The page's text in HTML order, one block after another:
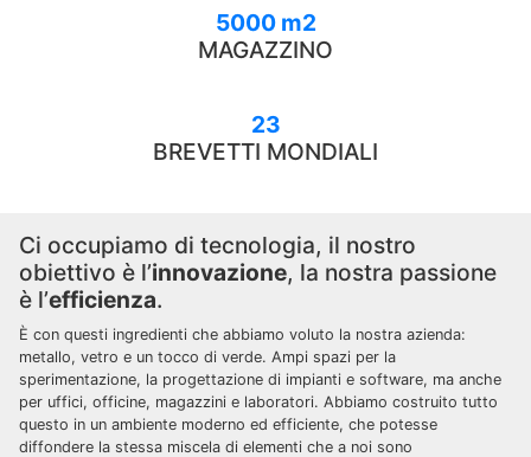
5000 m2
MAGAZZINO
23
BREVETTI MONDIALI
Ci occupiamo di tecnologia, il nostro
obiettivo è l’innovazione, la nostra passione
è l’efficienza.
È con questi ingredienti che abbiamo voluto la nostra azienda:
metallo, vetro e un tocco di verde. Ampi spazi per la
sperimentazione, la progettazione di impianti e software, ma anche
per uffici, officine, magazzini e laboratori. Abbiamo costruito tutto
questo in un ambiente moderno ed efficiente, che potesse
diffondere la stessa miscela di elementi che a noi sono